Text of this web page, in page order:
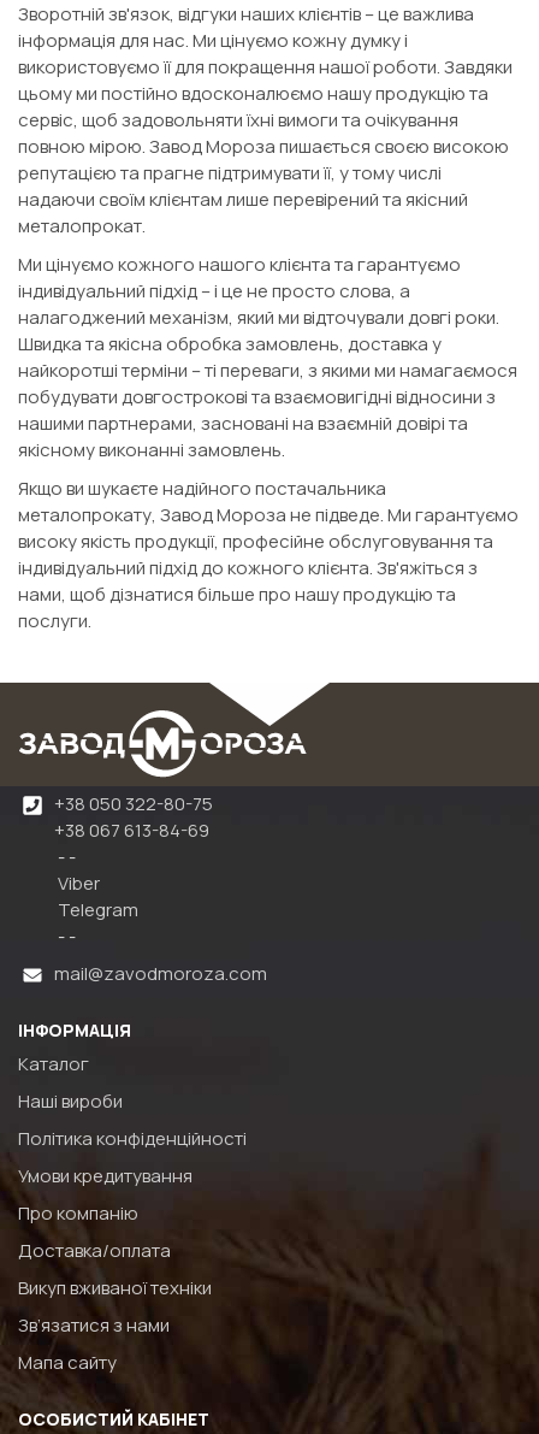
Зворотній зв'язок, відгуки наших клієнтів – це важлива
інформація для нас. Ми цінуємо кожну думку і
використовуємо її для покращення нашої роботи. Завдяки
цьому ми постійно вдосконалюємо нашу продукцію та
сервіс, щоб задовольняти їхні вимоги та очікування
повною мірою. Завод Мороза пишається своєю високою
репутацією та прагне підтримувати її, у тому числі
надаючи своїм клієнтам лише перевірений та якісний
металопрокат.
Ми цінуємо кожного нашого клієнта та гарантуємо
індивідуальний підхід – і це не просто слова, а
налагоджений механізм, який ми відточували довгі роки.
Швидка та якісна обробка замовлень, доставка у
найкоротші терміни – ті переваги, з якими ми намагаємося
побудувати довгострокові та взаємовигідні відносини з
нашими партнерами, засновані на взаємній довірі та
якісному виконанні замовлень.
Якщо ви шукаєте надійного постачальника
металопрокату, Завод Мороза не підведе. Ми гарантуємо
високу якість продукції, професійне обслуговування та
індивідуальний підхід до кожного клієнта. Зв'яжіться з
нами, щоб дізнатися більше про нашу продукцію та
послуги.
+38 050 322-80-75
+38 067 613-84-69
- -
Viber
Telegram
- -
mail@zavodmoroza.com
ІНФОРМАЦІЯ
Каталог
Наші вироби
Політика конфіденційності
Умови кредитування
Про компанію
Доставка/оплата
Викуп вживаної техніки
Зв’язатися з нами
Мапа сайту
ОСОБИСТИЙ КАБІНЕТ